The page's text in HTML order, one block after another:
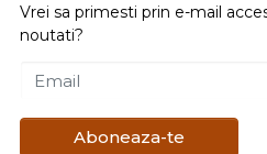
Vrei sa primesti prin e-mail
noutati?
Email
Aboneaza-te